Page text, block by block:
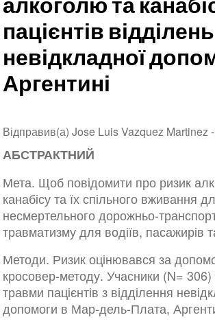
пацієнтів відділень
невідкладної
Аргентині
Відправив(а) Jose Luis Vazquez Martinez -
АБСТРАКТНИЙ
Мета. Щоб повідомити про ризик
канабісу та їх спільного вживання
несмертельного дорожньо-
травматизму для водіїв, пасажирів
Методи. Ризик оцінювався за
кросовер-методу. Учасники (N=
травми пацієнтів з відділення
допомоги в Мар-дель-Плата,